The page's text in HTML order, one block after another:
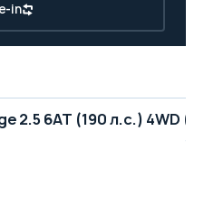
in
2.5 6AT (190 л.с.) 4WD